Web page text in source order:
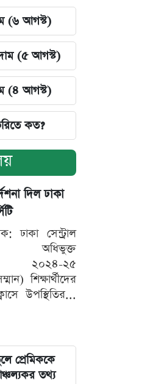
(৬ আগস্ট)
(৫ আগস্ট)
(৪ আগস্ট)
কত?
দিল ঢাকা
ঢাকা সেন্ট্রাল
অধিভুক্ত
২০২৪-২৫
শিক্ষার্থীদের
উপস্থিতির...
প্রেমিককে
তথ্য